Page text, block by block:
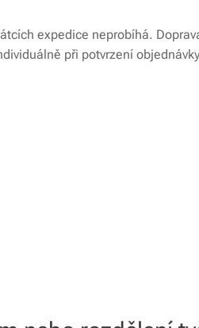
expedice neprobíhá.
při potvrzení